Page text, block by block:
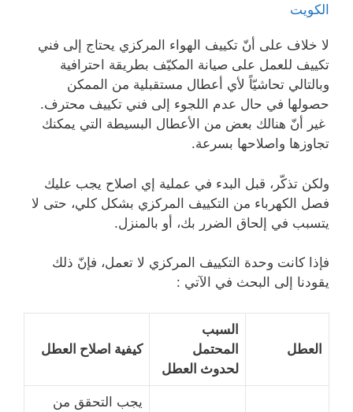
الكويت
لا خلاف على أنّ تكييف الهواء المركزي يحتاج إلى فني
تكييف للعمل على صيانة المكيّف بطريقة احترافية
وبالتالي تحاشيّاً لأي أعطال مستقبلية من الممكن
حصولها في حال عدم اللجوء إلى فني تكييف محترف.
غير أنّ هنالك بعض من الأعطال البسيطة التي يمكنك
تجاوزها واصلاحها بسرعة.
ولكن تذكّر، قبل البدء في عملية إي اصلاح يجب عليك
فصل الكهرباء من التكييف المركزي بشكل كلي، حتى لا
يتسبب في إلحاق الضرر بك، أو بالمنزل.
فإذا كانت وحدة التكييف المركزي لا تعمل، فإنّ ذلك
يقودنا إلى البحث في الآتي :
العطل
السبب
المحتمل
لحدوث العطل
كيفية اصلاح العطل
يجب التحقق من